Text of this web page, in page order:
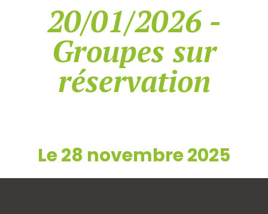
20/01/2026 -
Groupes sur
réservation
Le 28 novembre 2025